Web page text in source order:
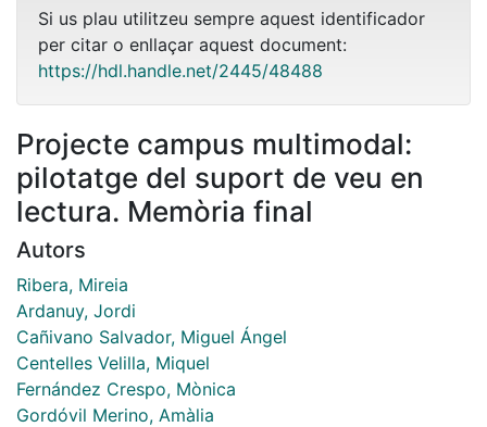
Si us plau utilitzeu sempre aquest identificador
per citar o enllaçar aquest document:
https://hdl.handle.net/2445/48488
Projecte campus multimodal:
pilotatge del suport de veu en
lectura. Memòria final
Autors
Ribera, Mireia
Ardanuy, Jordi
Cañivano Salvador, Miguel Ángel
Centelles Velilla, Miquel
Fernández Crespo, Mònica
Gordóvil Merino, Amàlia